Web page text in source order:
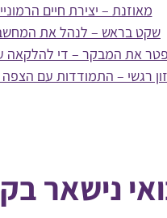
– יצירת חיים הרמוניים
– לנהל את המחשבות
המבקר – די להלקאה עצמית
– התמודדות עם הצפה רגשית
נישאר בקשר